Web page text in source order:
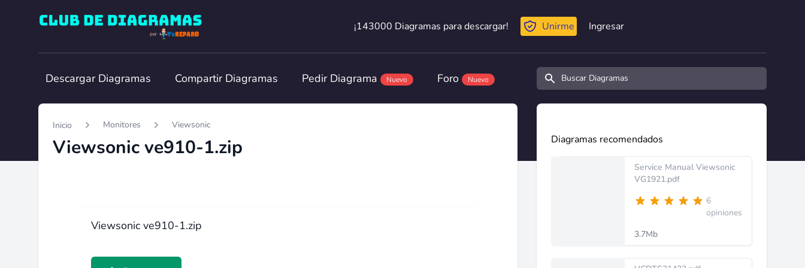
Club de Diagramas
¡143000 Diagramas para descargar!
¡143000 Diagramas para descargar! Unirme Ingresar
Descargar Diagramas Compartir Diagramas Pedir Diagrama Nuevo Foro Nuevo Buscar diagramas y manuales
Inicio Monitores Viewsonic
Viewsonic ve910-1.zip
Viewsonic ve910-1.zip
Diagramas recomendados
Service Manual Viewsonic
VG1921.pdf
6
opiniones
3.7Mb